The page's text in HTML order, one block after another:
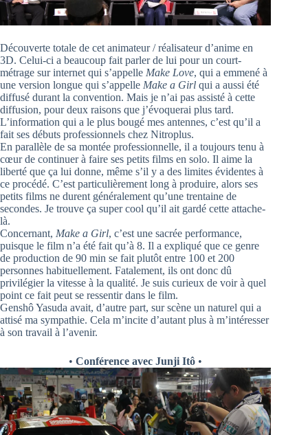
Découverte totale de cet animateur / réalisateur d’anime en
3D. Celui-ci a beaucoup fait parler de lui pour un court-
métrage sur internet qui s’appelle Make Love, qui a emmené à
une version longue qui s’appelle Make a Girl qui a aussi été
diffusé durant la convention. Mais je n’ai pas assisté à cette
diffusion, pour deux raisons que j’évoquerai plus tard.
L’information qui a le plus bougé mes antennes, c’est qu’il a
fait ses débuts professionnels chez Nitroplus.
En parallèle de sa montée professionnelle, il a toujours tenu à
cœur de continuer à faire ses petits films en solo. Il aime la
liberté que ça lui donne, même s’il y a des limites évidentes à
ce procédé. C’est particulièrement long à produire, alors ses
petits films ne durent généralement qu’une trentaine de
secondes. Je trouve ça super cool qu’il ait gardé cette attache-
là.
Concernant, Make a Girl, c’est une sacrée performance,
puisque le film n’a été fait qu’à 8. Il a expliqué que ce genre
de production de 90 min se fait plutôt entre 100 et 200
personnes habituellement. Fatalement, ils ont donc dû
privilégier la vitesse à la qualité. Je suis curieux de voir à quel
point ce fait peut se ressentir dans le film.
Genshô Yasuda avait, d’autre part, sur scène un naturel qui a
attisé ma sympathie. Cela m’incite d’autant plus à m’intéresser
à son travail à l’avenir.
•Conférence avec Junji Itô •